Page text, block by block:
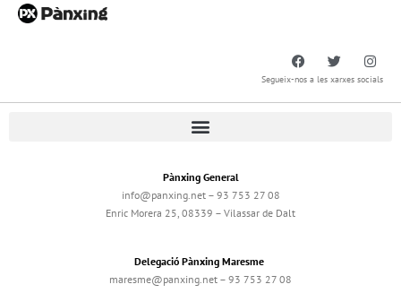
Segueix-nos a les xarxes socials
Pànxing General
info@panxing.net – 93 753 27 08
Enric Morera 25, 08339 – Vilassar de Dalt
Delegació Pànxing Maresme
maresme@panxing.net – 93 753 27 08